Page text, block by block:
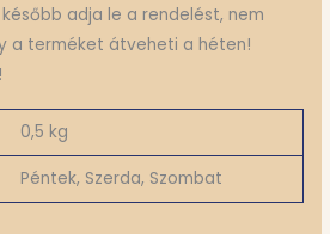
adja le a rendelést, nem
a terméket átveheti a héten!
0,5 kg
Péntek, Szerda, Szombat